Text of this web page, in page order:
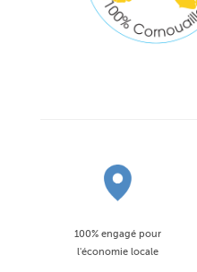
100% engagé pour
l'économie locale